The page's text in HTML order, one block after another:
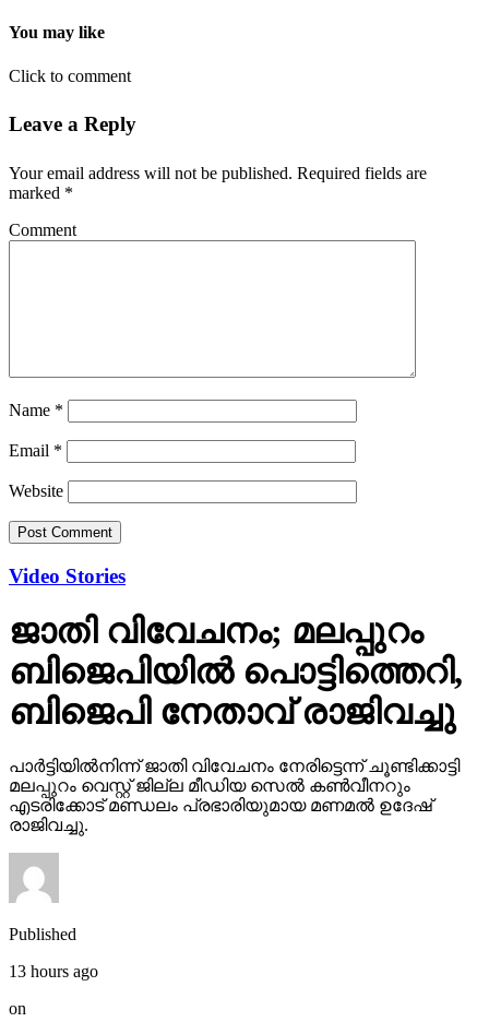
You may like
Click to comment
Leave a Reply
Your email address will not be published. Required fields are
marked *
Comment
Name *
Email *
Website
Video Stories
ജാതി വിവേചനം; മലപ്പുറം
ബിജെപിയില്‍ പൊട്ടിത്തെറി,
ബിജെപി നേതാവ് രാജിവച്ചു
പാര്‍ട്ടിയില്‍നിന്ന് ജാതി വിവേചനം നേരിട്ടെന്ന് ചൂണ്ടിക്കാട്ടി
മലപ്പുറം വെസ്റ്റ് ജില്ല മീഡിയ സെല്‍ കണ്‍വീനറും
എടരിക്കോട് മണ്ഡലം പ്രഭാരിയുമായ മണമല്‍ ഉദേഷ്
രാജിവച്ചു.
Published
13 hours ago
on